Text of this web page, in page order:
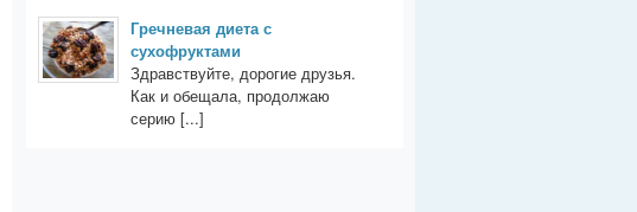
Гречневая диета с
сухофруктами
Здравствуйте, дорогие друзья.
Как и обещала, продолжаю
серию [...]